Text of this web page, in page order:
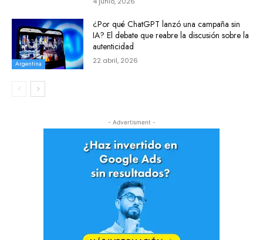
Argentina
¿Por qué ChatGPT lanzó una campaña sin
IA? El debate que reabre la discusión sobre la
autenticidad
22 abril, 2026
- Advertisment -